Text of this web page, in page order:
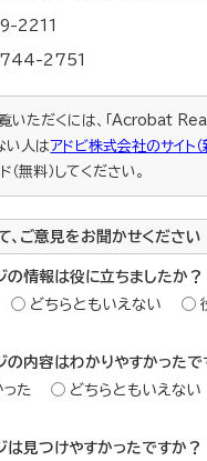
2211
744-2751
いただくには、「Acrobat
い人はアドビ株式会社のサイト
（無料）してください。
、ご意見をお聞かせください
の情報は役に立ちましたか？
どちらともいえない
の内容はわかりやすかったで
た
どちらともいえない
は見つけやすかったですか？